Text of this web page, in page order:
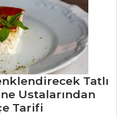
Tatlı
Ustalarından
Tarifi